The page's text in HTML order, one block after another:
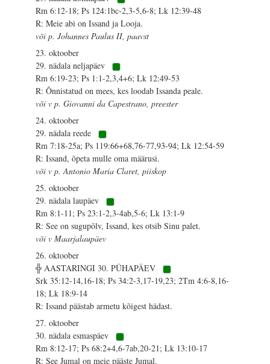
Rm 6:12-18; Ps 124:1bc-2,3-5,6-8; Lk 12:39-48
R: Meie abi on Issand ja Looja.
või p. Johannes Paulus II, paavst
23. oktoober
29. nädala neljapäev
Rm 6:19-23; Ps 1:1-2,3,4+6; Lk 12:49-53
R: Õnnistatud on mees, kes loodab Issanda peale.
või v p. Giovanni da Capestrano, preester
24. oktoober
29. nädala reede
Rm 7:18-25a; Ps 119:66+68,76-77,93-94; Lk 12:54-59
R: Issand, õpeta mulle oma määrusi.
või v p. Antonio Maria Claret, piiskop
25. oktoober
29. nädala laupäev
Rm 8:1-11; Ps 23:1-2,3-4ab,5-6; Lk 13:1-9
R: See on sugupõlv, Issand, kes otsib Sinu palet.
või v Maarjalaupäev
26. oktoober
╬ AASTARINGI 30. PÜHAPÄEV
Srk 35:12-14,16-18; Ps 34:2-3,17-19,23; 2Tm 4:6-8,16-
18; Lk 18:9-14
R: Issand päästab armetu kõigest hädast.
27. oktoober
30. nädala esmaspäev
Rm 8:12-17; Ps 68:2+4,6-7ab,20-21; Lk 13:10-17
R: See Jumal on meie pääste Jumal.